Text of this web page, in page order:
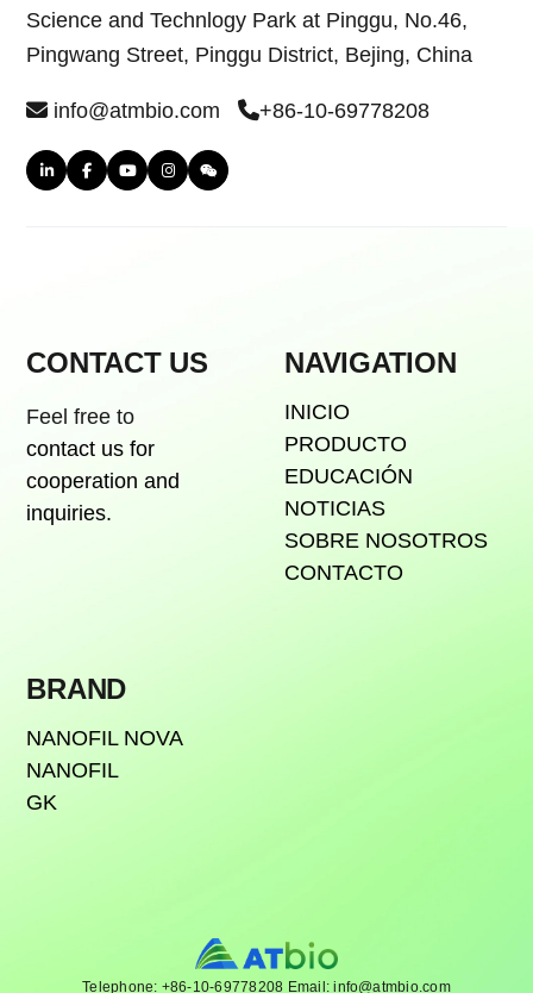
Science and Technlogy Park at Pinggu, No.46,
Pingwang Street, Pinggu District, Bejing, China
info@atmbio.com +86-10-69778208
CONTACT US
Feel free to
contact us for
cooperation and
inquiries.
NAVIGATION
INICIO
PRODUCTO
EDUCACIÓN
NOTICIAS
SOBRE NOSOTROS
CONTACTO
BRAND
NANOFIL NOVA
NANOFIL
GK
Telephone: +86-10-69778208 Email: info@atmbio.com